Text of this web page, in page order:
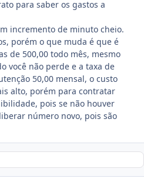
para saber os gastos a
incremento de minuto cheio.
porém o que muda é que é
de 500,00 todo mês, mesmo
você não perde e a taxa de
50,00 mensal, o custo
alto, porém para contratar
pois se não houver
número novo, pois são